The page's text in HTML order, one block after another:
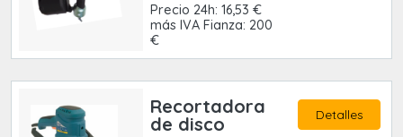
Precio 24h: 16,53 €
más IVA Fianza: 200
€
Recortadora
de disco
Detalles